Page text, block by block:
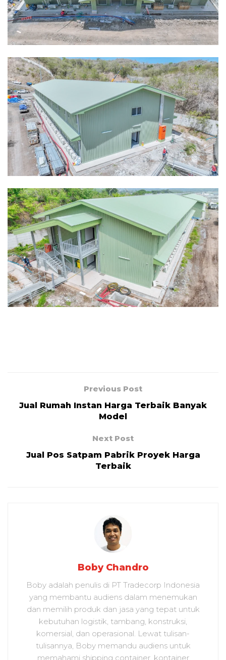
Previous Post
Jual Rumah Instan Harga Terbaik Banyak
Model
Next Post
Jual Pos Satpam Pabrik Proyek Harga
Terbaik
Boby Chandro
Boby adalah penulis di PT Tradecorp Indonesia
yang membantu audiens dalam menemukan
dan memilih produk dan jasa yang tepat untuk
kebutuhan logistik, tambang, konstruksi,
komersial, dan operasional. Lewat tulisan-
tulisannya, Boby memandu audiens untuk
memahami shipping container, kontainer